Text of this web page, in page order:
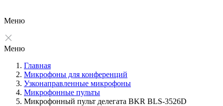
Меню
Меню
Главная
Микрофоны для конференций
Узконаправленные микрофоны
Микрофонные пульты
Микрофонный пульт делегата BKR BLS-3526D